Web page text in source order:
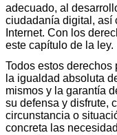
adecuado, al
ciudadanía digital, así
Internet. Con los
este capítulo de la ley.
Todos estos
la igualdad absoluta
mismos y la garantía
su defensa y disfrute,
circunstancia o
concreta las